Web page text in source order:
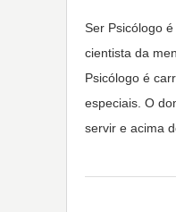
Ser Psicólogo
cientista da
Psicólogo é
especiais. O
servir e acima